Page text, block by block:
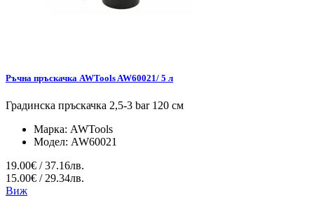
Ръчна пръскачка AWTools AW60021/ 5 л
Градинска пръскачка 2,5-3 bar 120 см
Марка: AWTools
Модел: AW60021
19.00€ / 37.16лв.
15.00€ / 29.34лв.
Виж